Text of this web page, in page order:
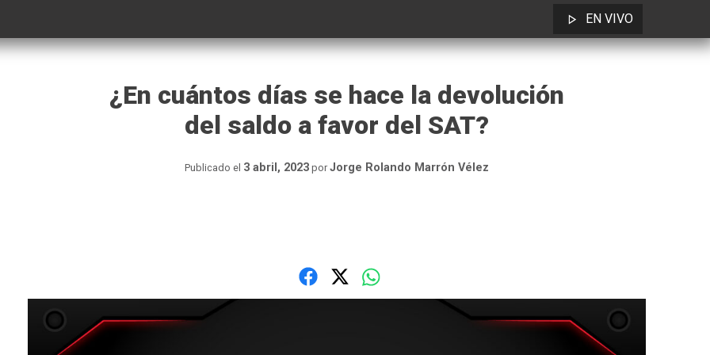
EN VIVO
¿En cuántos días se hace la devolución
del saldo a favor del SAT?
Publicado el 3 abril, 2023 porJorge Rolando Marrón Vélez